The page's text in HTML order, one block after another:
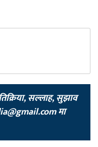
सल्लाह, सुझाव
मा